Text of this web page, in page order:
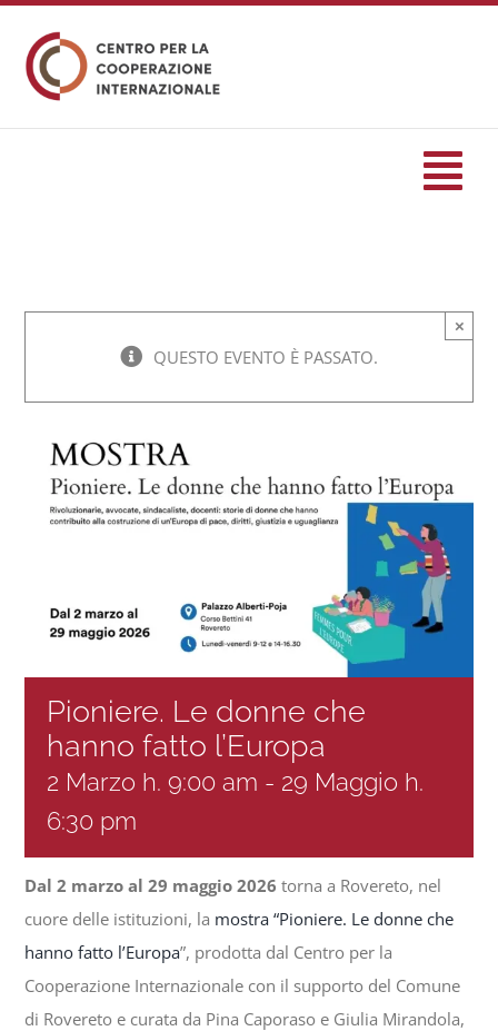
contenuto
Eventi
Servizi
In rete con
Notizie
Chi siamo
QUESTO EVENTO È PASSATO.
×
Pioniere. Le donne che
hanno fatto l’Europa
2 Marzo h. 9:00 am - 29 Maggio h.
6:30 pm
Dal 2 marzo al 29 maggio 2026 torna a Rovereto, nel
cuore delle istituzioni, la mostra “Pioniere. Le donne che
hanno fatto l’Europa”, prodotta dal Centro per la
Cooperazione Internazionale con il supporto del Comune
di Rovereto e curata da Pina Caporaso e Giulia Mirandola,